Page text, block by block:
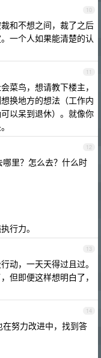
10
和不想之间，裁了之后
一个人如果能清楚的认
11
菜鸟，想请教下楼主，
换地方的想法（工作内
以呆到退休）。就像你
12
里？怎么去？什么时
行力。
13
动，一天天得过且过。
但即便这样想明白了，
14
努力改进中，找到答